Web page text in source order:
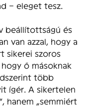
– eleget tesz.
beállítottságú és
van azzal, hogy a
sikerei szoros
ő másoknak
több
ígér. A sikertelen
hanem „semmiért